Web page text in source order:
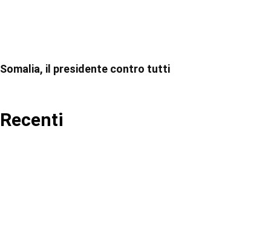
Somalia, il presidente contro tutti
Recenti